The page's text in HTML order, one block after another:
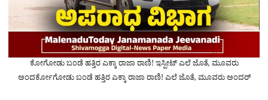
ಕೋಗೋಡು ಬಂಡೆ ಹತ್ತಿರ ಎಕ್ಕಾ ರಾಜಾ ರಾಣಿ! ಇಸ್ಪೀಟ್ ಎಲೆ ಜೊತೆ, ಮೂವರು
ಅಂದರ್ಕೋಗೋಡು ಬಂಡೆ ಹತ್ತಿರ ಎಕ್ಕಾ ರಾಜಾ ರಾಣಿ! ಎಲೆ ಜೊತೆ, ಮೂವರು ಅಂದರ್